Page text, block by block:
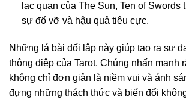
lạc quan của The Sun, Ten of
sự đổ vỡ và hậu quả tiêu cực.
Những lá bài đối lập này giúp tạo ra sự
thông điệp của Tarot. Chúng nhấn mạnh
không chỉ đơn giản là niềm vui và ánh
đựng những thách thức và biến đổi